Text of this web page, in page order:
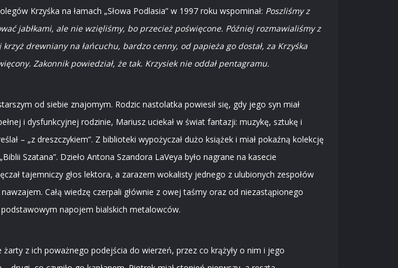
Krzyśka na łamach „Słowa Podlasia” w 1997 roku wspominał: Poszliśmy z
jabłkami, ale nie wzięliśmy, bo przecież poświęcone. Później rozmawialiśmy z
drewniany na łańcuchu, bardzo cenny, od papieża go dostał, za Krzyśka
Zakonnik powiedział, że tak. Krzysiek nie oddał pentagramu.
od siebie znajomym. Rodzic nastolatka powiesił się, gdy jego syn miał
i dysfunkcyjnej rodzinie, Mariusz uciekał w świat fantazji: muzykę, sztukę i
– „z dreszczykiem”. Z biblioteki wypożyczał dużo książek i miał pokaźną kolekcję
Szatana”. Dzieło Antona Szandora LaVeya było nagrane na kasecie
tajemniczy głos lektora, a zarazem wokalisty jednego z ulubionych zespołów
Całą wiedzę czerpali głównie z owej taśmy oraz od niezastąpionego
napojem bialskich metalowców.
z ich poważnego podejścia do wierzeń, przez co krążyły o nim i jego